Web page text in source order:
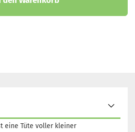
eine Tüte voller kleiner